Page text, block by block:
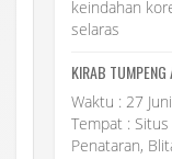
keindahan
selaras
KIRAB
Waktu : 27
Tempat :
Penataran,